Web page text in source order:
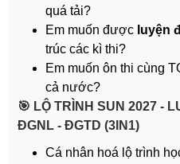
quá tải?
Em muốn được luyện
trúc các kì thi?
Em muốn ôn thi cùng
cả nước?
️🎯 LỘ TRÌNH SUN 2027 -
ĐGNL - ĐGTD (3IN1)
Cá nhân hoá lộ trình